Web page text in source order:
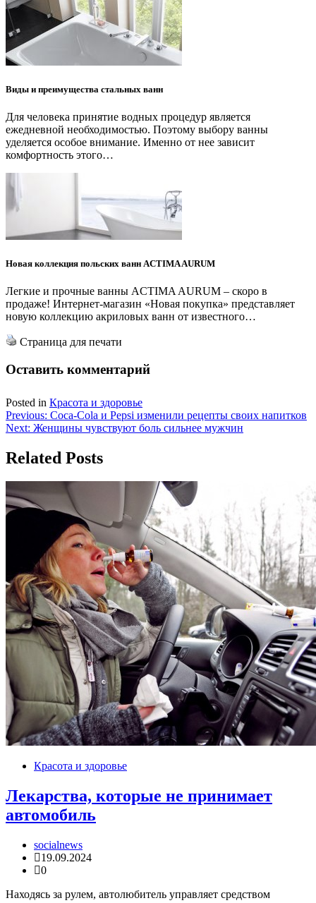
Виды и преимущества стальных ванн
Для человека принятие водных процедур является
ежедневной необходимостью. Поэтому выбору ванны
уделяется особое внимание. Именно от нее зависит
комфортность этого…
Новая коллекция польских ванн ACTIMA AURUM
Легкие и прочные ванны ACTIMA AURUM – скоро в
продаже! Интернет-магазин «Новая покупка» представляет
новую коллекцию акриловых ванн от известного…
Страница для печати
Оставить комментарий
Posted in Красота и здоровье
Навигация
по
записям
Previous: Coca-Cola и Pepsi изменили рецепты своих напитков
Next: Женщины чувствуют боль сильнее мужчин
Related Posts
Красота и здоровье
Лекарства, которые не принимает
автомобиль
socialnews
19.09.2024
0
Находясь за рулем, автолюбитель управляет средством